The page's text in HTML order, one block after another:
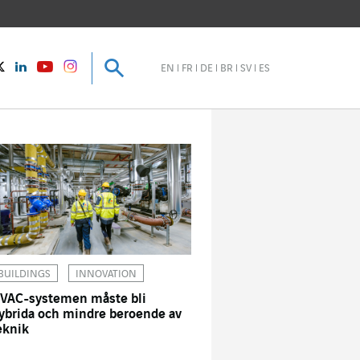
TwitterLinkedInYoutubeinstagram EN FR DE BR SV ES
Sök
INNOVATION
systemen måste bli
och mindre beroende av